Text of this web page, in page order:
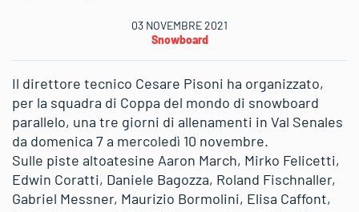
03 NOVEMBRE 2021
Snowboard
Il direttore tecnico Cesare Pisoni ha organizzato,
per la squadra di Coppa del mondo di snowboard
parallelo, una tre giorni di allenamenti in Val Senales
da domenica 7 a mercoledì 10 novembre.
Sulle piste altoatesine Aaron March, Mirko Felicetti,
Edwin Coratti, Daniele Bagozza, Roland Fischnaller,
Gabriel Messner, Maurizio Bormolini, Elisa Caffont,